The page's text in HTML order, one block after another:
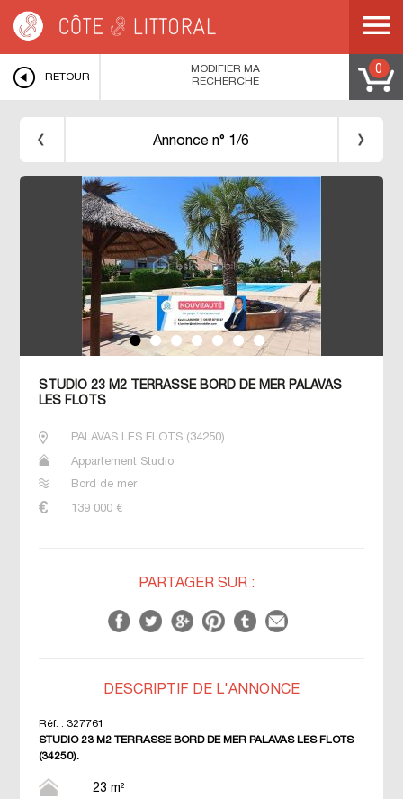
ROUSSILLON> HERAULT PALAVAS LES FLOTS
STUDIO 23 M2 TERRASSE
BORD DE MER PALAVAS LES FLOTS
RETOUR
0
MODIFIER MA
RECHERCHE
Annonce n° 1/6
STUDIO 23 M2 TERRASSE BORD DE MER PALAVAS
LES FLOTS
PALAVAS LES FLOTS(34250)
Appartement Studio
Bord de mer
139 000€
PARTAGER SUR :
DESCRIPTIF DE L'ANNONCE
Réf. : 327761
STUDIO 23 M2 TERRASSE BORD DE MER PALAVAS LES FLOTS
(34250).
23 m²